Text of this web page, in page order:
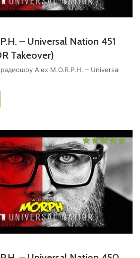
– Universal Nation 451
Takeover)
Alex M.O.R.P.H. – Universal